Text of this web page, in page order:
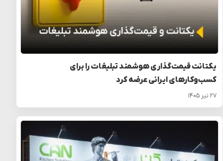
یکتانت قیمت‌گذاری هوشمند تبلیغات را برای
کسب‌وکارهای ایرانی عرضه کرد
۲۷ تیر ۱۴۰۵